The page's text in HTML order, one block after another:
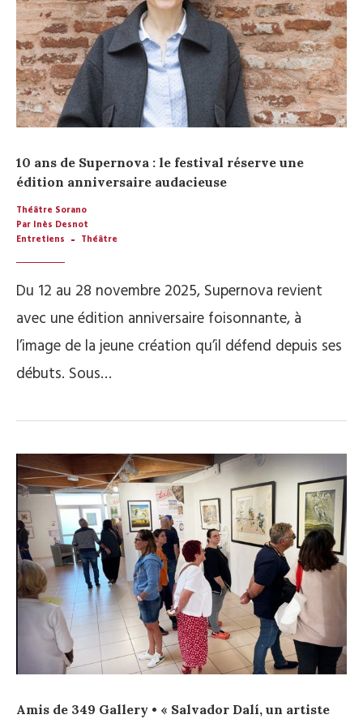
10 ans de Supernova : le festival réserve une
édition anniversaire audacieuse
Théâtre Sorano
Par Inès Desnot
Entretiens
Théâtre
Du 12 au 28 novembre 2025, Supernova revient
avec une édition anniversaire foisonnante, à
l’image de la jeune création qu’il défend depuis ses
débuts. Sous…
Amis de 349 Gallery • « Salvador Dalí, un artiste